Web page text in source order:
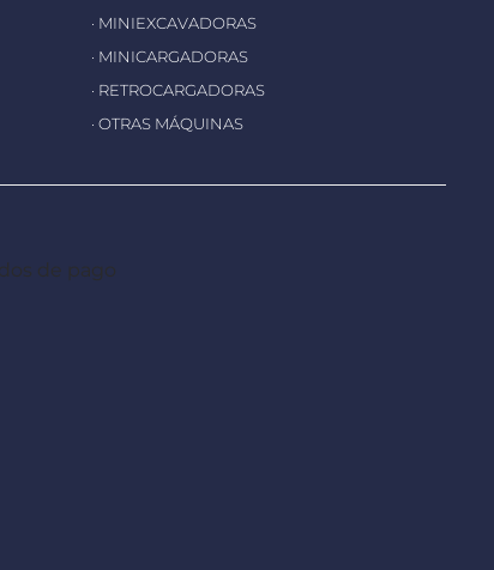
· MINIEXCAVADORAS
· MINICARGADORAS
· RETROCARGADORAS
· OTRAS MÁQUINAS